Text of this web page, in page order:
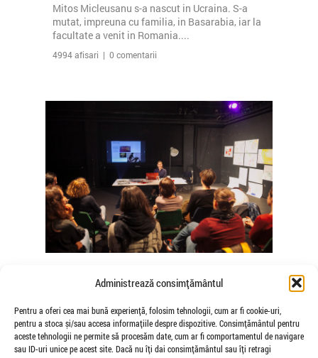
Administrează consimțământul
Pentru a oferi cea mai bună experiență, folosim tehnologii, cum ar fi cookie-uri,
pentru a stoca și/sau accesa informațiile despre dispozitive. Consimțământul pentru
aceste tehnologii ne permite să procesăm date, cum ar fi comportamentul de navigare
sau ID-uri unice pe acest site. Dacă nu îți dai consimțământul sau îți retragi
Mitos Micleusanu s-a nascut in Ucraina. S-a
mutat, impreuna cu familia, in Basarabia, iar la
facultate a venit in Romania....
4994 afisari | 0 comentarii
Somatice susținute de coregrafele
Mădălina Dan și Valentina De Piante
Niculae
de Veioza Arte